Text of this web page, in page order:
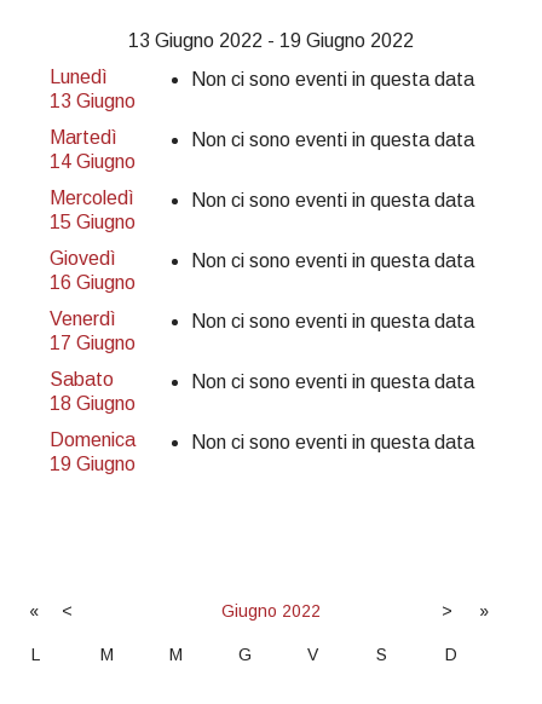
13 Giugno 2022 - 19 Giugno 2022
Lunedì
13 Giugno
Non ci sono eventi in questa data
Martedì
14 Giugno
Non ci sono eventi in questa data
Mercoledì
15 Giugno
Non ci sono eventi in questa data
Giovedì
16 Giugno
Non ci sono eventi in questa data
Venerdì
17 Giugno
Non ci sono eventi in questa data
Sabato
18 Giugno
Non ci sono eventi in questa data
Domenica
19 Giugno
Non ci sono eventi in questa data
« < Giugno 2022 > »
L M M G V S D